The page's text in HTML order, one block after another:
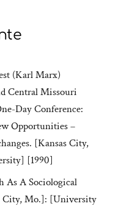
(Karl Marx)
Central Missouri
Day Conference:
Opportunities –
[Kansas City,
[1990]
As A Sociological
City, Mo.]: [University